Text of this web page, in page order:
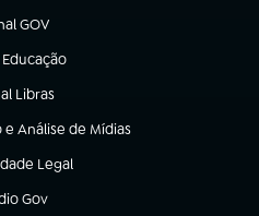
GOV
em nova aba)
nova aba)
Libras
em nova aba)
Análise de Mídias
Legal
nova aba)
Gov
em nova aba)